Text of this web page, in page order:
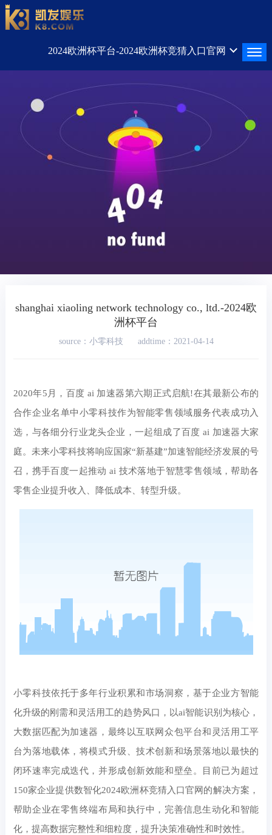
2024欧洲杯平台-2024欧洲杯竞猜入口官网
shanghai xiaoling network technology co., ltd.-2024欧
洲杯平台
source：小零科技 addtime：2021-04-14
2020年5月，百度 ai 加速器第六期正式启航!在其最新公布的
合作企业名单中小零科技作为智能零售领域服务代表成功入
选，与各细分行业龙头企业，一起组成了百度 ai 加速器大家
庭。未来小零科技将响应国家“新基建”加速智能经济发展的号
召，携手百度一起推动 ai 技术落地于智慧零售领域，帮助各
零售企业提升收入、降低成本、转型升级。
小零科技依托于多年行业积累和市场洞察，基于企业方智能
化升级的刚需和灵活用工的趋势风口，以ai智能识别为核心，
大数据匹配为加速器，最终以互联网众包平台和灵活用工平
台为落地载体，将模式升级、技术创新和场景落地以最快的
闭环速率完成迭代，并形成创新效能和壁垒。目前已为超过
150家企业提供数智化2024欧洲杯竞猜入口官网的解决方案，
帮助企业在零售终端布局和执行中，完善信息生动化和智能
化，提高数据完整性和细粒度，提升决策准确性和时效性。